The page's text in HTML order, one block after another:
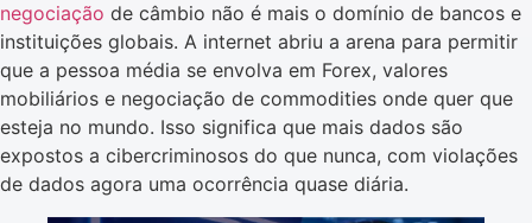
negociação de câmbio não é mais o domínio de bancos e
instituições globais. A internet abriu a arena para permitir
que a pessoa média se envolva em Forex, valores
mobiliários e negociação de commodities onde quer que
esteja no mundo. Isso significa que mais dados são
expostos a cibercriminosos do que nunca, com violações
de dados agora uma ocorrência quase diária.